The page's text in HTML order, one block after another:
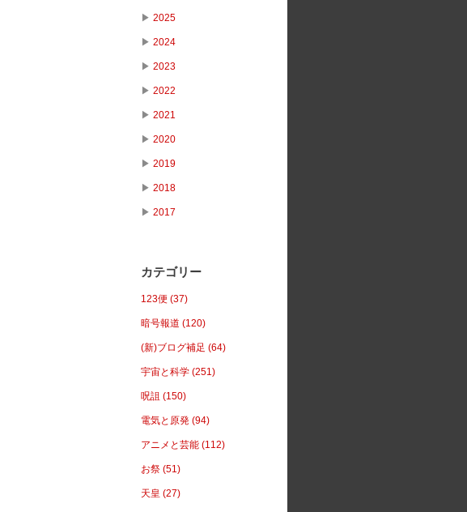
▶ 2025
▶ 2024
▶ 2023
▶ 2022
▶ 2021
▶ 2020
▶ 2019
▶ 2018
▶ 2017
カテゴリー
123便 (37)
暗号報道 (120)
(新)ブログ補足 (64)
宇宙と科学 (251)
呪詛 (150)
電気と原発 (94)
アニメと芸能 (112)
お祭 (51)
天皇 (27)